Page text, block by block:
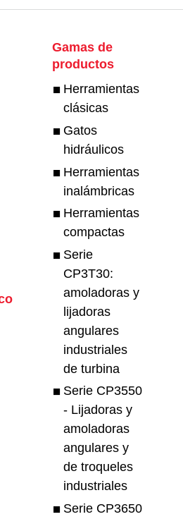
Gamas de
productos
Herramientas
clásicas
Gatos
hidráulicos
Herramientas
inalámbricas
Herramientas
compactas
Serie
CP3T30:
amoladoras y
lijadoras
angulares
industriales
de turbina
Serie CP3550
- Lijadoras y
amoladoras
angulares y
de troqueles
industriales
Serie CP3650